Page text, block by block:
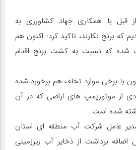
قبل با همکاری جهاد کشاورزی به
که برنج نکارند، تاکید کرد: اکنون هم
شده که نسبت به کشت برنج اقدام
با برخی موارد تخلف هم برخورد شده
از موتورپمپ های اراضی که در آن
شده است.
عامل شرکت آب منطقه ای استان
برداشت از ذخایر آب زیرزمینی